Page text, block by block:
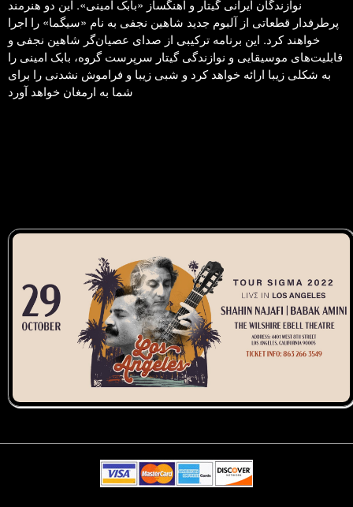
نوازندگان ایرانی گیتار و آهنگساز «بابک امینی». این دو هنرمند
پرطرفدار قطعاتی از آلبوم جدید شاهین نجفی به نام «سیگما» را اجرا
خواهند کرد. این برنامه ترکیبی از صدای عصیان‌گر شاهین نجفی و
قابلیت‌های موسیقایی و نوازندگی گیتار سرپرست گروه، بابک امینی را
به شکلی زیبا ارائه خواهد کرد و شبی زیبا و فراموش نشدنی را برای
شما به ارمغان خواهد آورد